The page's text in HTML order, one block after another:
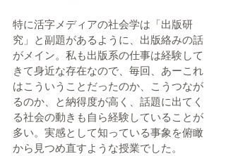
特に活字メディアの社会学は「出版研
究」と副題があるように、出版絡みの話
がメイン。私も出版系の仕事は経験して
きて身近な存在なので、毎回、あーこれ
はこういうことだったのか、こうつなが
るのか、と納得度が高く、話題に出てく
る社会の動きも自ら経験していることが
多い。実感として知っている事象を俯瞰
から見つめ直すような授業でした。